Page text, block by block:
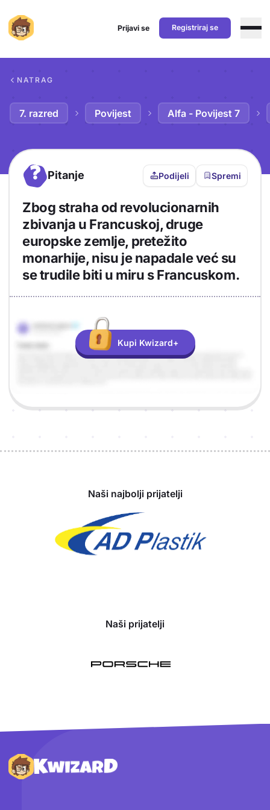
Prijavi se Registriraj se
NATRAG
7. razred Povijest Alfa - Povijest 7
? Pitanje Podijeli Spremi
Zbog straha od revolucionarnih
zbivanja u Francuskoj, druge
europske zemlje, pretežito
monarhije, nisu je napadale već su
se trudile biti u miru s Francuskom.
Odgovor
Objašnjenje
Kupi Kwizard+
Naši najbolji prijatelji
Naši prijatelji